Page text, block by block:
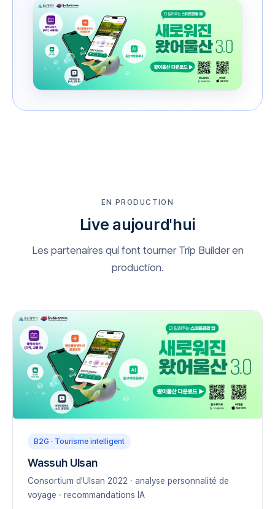
EN PRODUCTION
Live aujourd'hui
Les partenaires qui font tourner Trip Builder en
production.
B2G · Tourisme intelligent
Wassuh Ulsan
Consortium d'Ulsan 2022 · analyse personnalité de
voyage · recommandations IA